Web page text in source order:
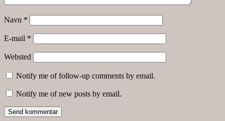
Navn *
E-mail *
Websted
Notify me of follow-up comments by email.
Notify me of new posts by email.